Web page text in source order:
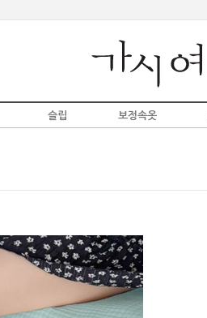
슬립 보정속옷